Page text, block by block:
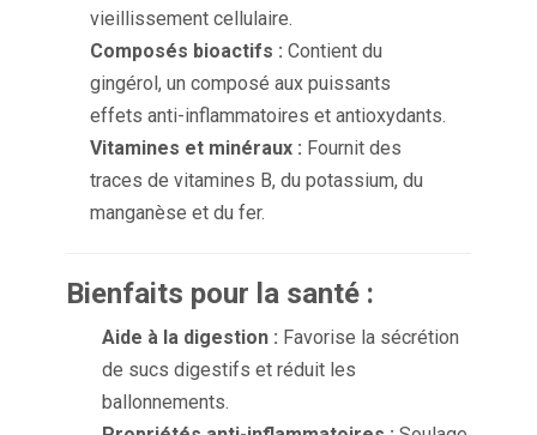
vieillissement cellulaire.
Composés bioactifs : Contient du
gingérol, un composé aux puissants
effets anti-inflammatoires et antioxydants.
Vitamines et minéraux : Fournit des
traces de vitamines B, du potassium, du
manganèse et du fer.
Bienfaits pour la santé :
Aide à la digestion : Favorise la sécrétion
de sucs digestifs et réduit les
ballonnements.